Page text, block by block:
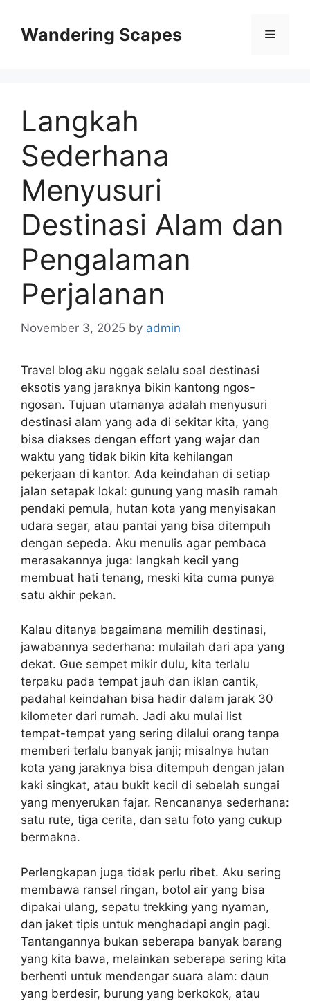
contentWandering Scapes Menu
Langkah
Sederhana
Menyusuri
Destinasi Alam dan
Pengalaman
Perjalanan
November 3, 2025 by admin
Travel blog aku nggak selalu soal destinasi
eksotis yang jaraknya bikin kantong ngos-
ngosan. Tujuan utamanya adalah menyusuri
destinasi alam yang ada di sekitar kita, yang
bisa diakses dengan effort yang wajar dan
waktu yang tidak bikin kita kehilangan
pekerjaan di kantor. Ada keindahan di setiap
jalan setapak lokal: gunung yang masih ramah
pendaki pemula, hutan kota yang menyisakan
udara segar, atau pantai yang bisa ditempuh
dengan sepeda. Aku menulis agar pembaca
merasakannya juga: langkah kecil yang
membuat hati tenang, meski kita cuma punya
satu akhir pekan.
Kalau ditanya bagaimana memilih destinasi,
jawabannya sederhana: mulailah dari apa yang
dekat. Gue sempet mikir dulu, kita terlalu
terpaku pada tempat jauh dan iklan cantik,
padahal keindahan bisa hadir dalam jarak 30
kilometer dari rumah. Jadi aku mulai list
tempat-tempat yang sering dilalui orang tanpa
memberi terlalu banyak janji; misalnya hutan
kota yang jaraknya bisa ditempuh dengan jalan
kaki singkat, atau bukit kecil di sebelah sungai
yang menyerukan fajar. Rencananya sederhana:
satu rute, tiga cerita, dan satu foto yang cukup
bermakna.
Perlengkapan juga tidak perlu ribet. Aku sering
membawa ransel ringan, botol air yang bisa
dipakai ulang, sepatu trekking yang nyaman,
dan jaket tipis untuk menghadapi angin pagi.
Tantangannya bukan seberapa banyak barang
yang kita bawa, melainkan seberapa sering kita
berhenti untuk mendengar suara alam: daun
yang berdesir, burung yang berkokok, atau